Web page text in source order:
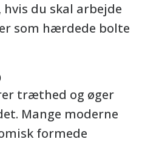
du skal arbejde
som hærdede bolte
træthed og øger
Mange moderne
formede